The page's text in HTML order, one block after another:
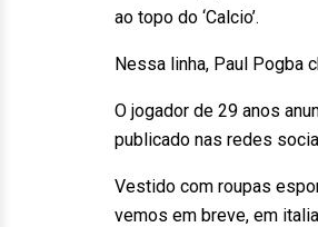
ao topo do ‘Calcio’.
Nessa linha, Paul Pogba
O jogador de 29 anos
publicado nas redes
Vestido com roupas
vemos em breve, em